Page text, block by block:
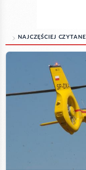
NAJCZĘŚCIEJ CZYTANE